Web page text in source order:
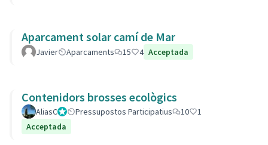
Aparcament solar camí de Mar
Javier Aparcaments 15 4 Acceptada
Contenidors brosses ecològics
AliasCGestorPressupostos Participatius 10
1
Acceptada